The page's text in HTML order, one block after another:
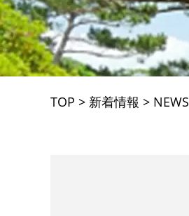
TOP > 新着情報 > NEWS